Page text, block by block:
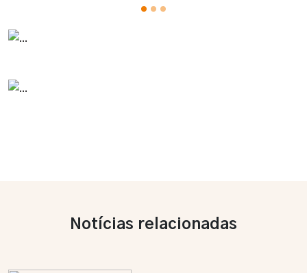
Notícias relacionadas